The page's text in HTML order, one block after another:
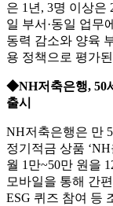
은 1년, 3명 이상은
일 부서·동일 업무
동력 감소와 양육
용 정책으로 평가
◆NH저축은행, 50
출시
NH저축은행은 만
정기적금 상품
월 1만~50만 원을
모바일을 통해 간
ESG 퀴즈 참여 등